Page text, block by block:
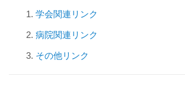
学会関連リンク
病院関連リンク
その他リンク